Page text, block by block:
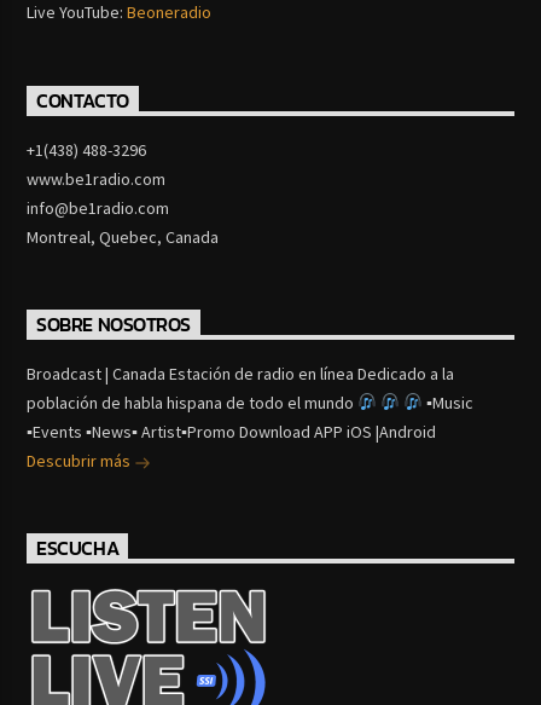
Live YouTube:Beoneradio
CONTACTO
+1(438) 488-3296
www.be1radio.com
info@be1radio.com
Montreal, Quebec, Canada
SOBRE NOSOTROS
Broadcast | Canada Estación de radio en línea Dedicado a la
población de habla hispana de todo el mundo
▪Music
▪Events ▪News▪ Artist▪Promo Download APP iOS |Android
Descubrir más
ESCUCHA